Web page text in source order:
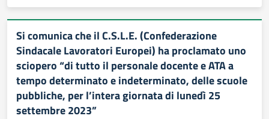
Si comunica che il C.S.L.E. (Confederazione
Sindacale Lavoratori Europei) ha proclamato uno
sciopero “di tutto il personale docente e ATA a
tempo determinato e indeterminato, delle scuole
pubbliche, per l’intera giornata di lunedì 25
settembre 2023”